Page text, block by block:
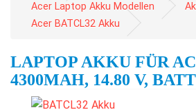
Acer Laptop Akku Modellen
Acer BATCL32 Akku
LAPTOP AKKU FÜR
4300MAH, 14.80 V,